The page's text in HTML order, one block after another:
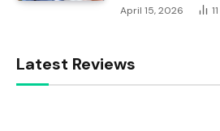
April 15, 2026 11
Latest Reviews